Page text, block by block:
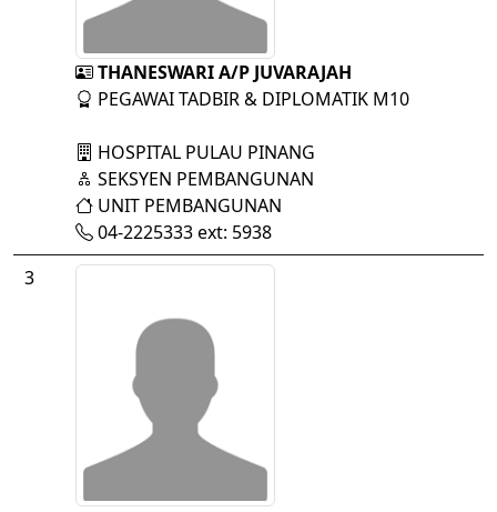
THANESWARI A/P JUVARAJAH
PEGAWAI TADBIR & DIPLOMATIK M10
HOSPITAL PULAU PINANG
SEKSYEN PEMBANGUNAN
UNIT PEMBANGUNAN
04-2225333 ext: 5938
3